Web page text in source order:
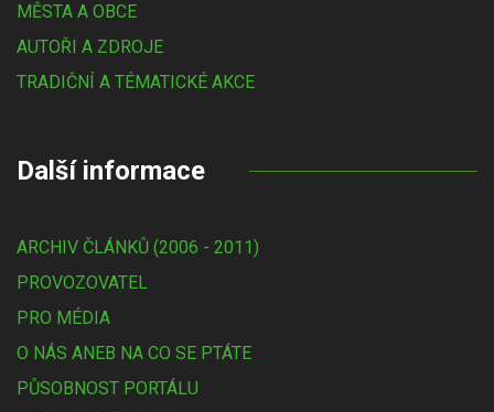
MĚSTA A OBCE
AUTOŘI A ZDROJE
TRADIČNÍ A TÉMATICKÉ AKCE
Další informace
ARCHIV ČLÁNKŮ (2006 - 2011)
PROVOZOVATEL
PRO MÉDIA
O NÁS ANEB NA CO SE PTÁTE
PŮSOBNOST PORTÁLU